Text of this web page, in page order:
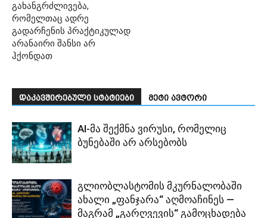
გახანგრძლივება,
რომელთაც ადრე
გადარჩენის პრაქტიკულად
არანაირი შანსი არ
ჰქონდათ
დაკავშირებული სტატიები მეტი ავტორი
AI-მა შექმნა ვირუსი, რომელიც
ბუნებაში არ არსებობს
გლიობლასტომის მკურნალობაში
ახალი „ფანჯარა“ აღმოაჩინეს —
მაგრამ „გარღვევის“ გამოცხადება